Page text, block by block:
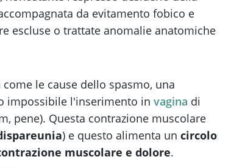
da evitamento fobico e
escluse o trattate anomalie anatomiche
le cause dello spasmo, una
impossibile l'inserimento in vagina di
pene). Questa contrazione muscolare
) e questo alimenta un circolo
muscolare e dolore.